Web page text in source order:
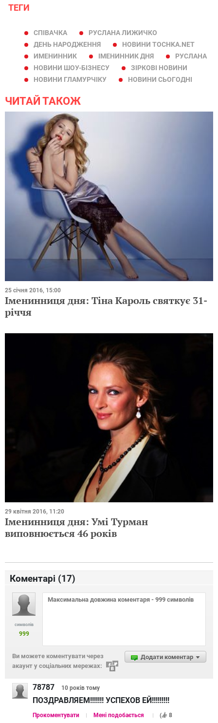
ТЕГИ
СПІВАЧКА
РУСЛАНА ЛИЖИЧКО
ДЕНЬ НАРОДЖЕННЯ
НОВИНИ TOCHKA.NET
ИМЕНИННИК
ІМЕНИННИК ДНЯ
РУСЛАНА
НОВИНИ ШОУ-БІЗНЕСУ
ЗІРКОВІ НОВИНИ
НОВИНИ ГЛАМУРЧІКУ
НОВИНИ СЬОГОДНІ
ЧИТАЙ ТАКОЖ
25 січня 2016, 15:00
Іменинниця дня: Тіна Кароль святкує 31-
річчя
29 квітня 2016, 11:20
Іменинниця дня: Умі Турман
виповнюється 46 років
Коментарі (17)
символів
999
Додати коментар
Ви можете коментувати через
акаунт у соціальних мережах:
78787 10 років тому
ПОЗДРАВЛЯЕМ!!!!!!! УСПЕХОВ ЕЙ!!!!!!!!!
Прокоментувати Мені подобається (
8